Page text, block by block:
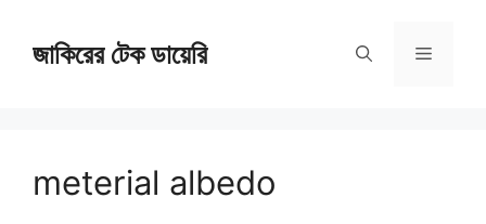
জাকিরের টেক ডায়েরি Menu
meterial albedo